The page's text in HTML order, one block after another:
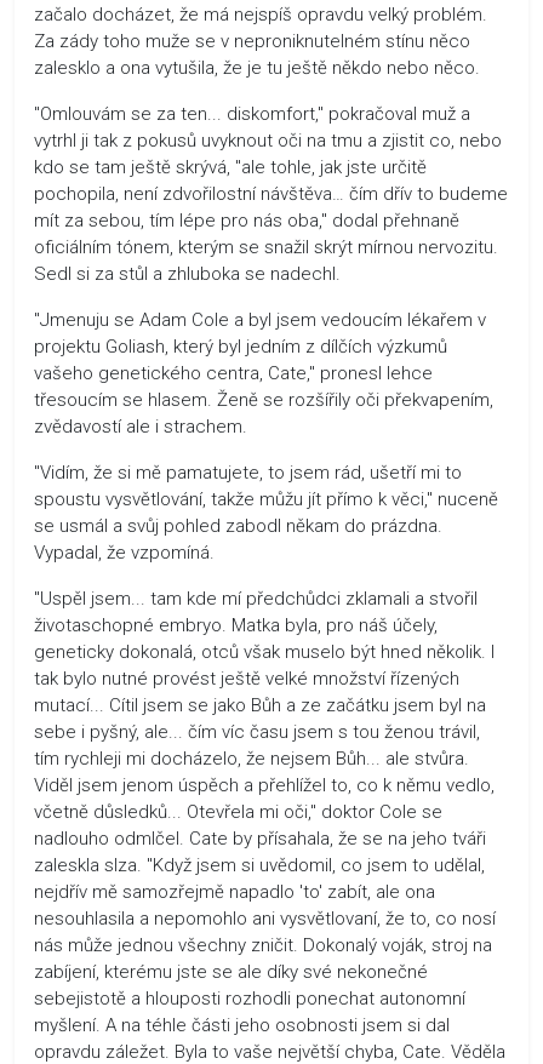
začalo docházet, že má nejspíš opravdu velký problém.
Za zády toho muže se v neproniknutelném stínu něco
zalesklo a ona vytušila, že je tu ještě někdo nebo něco.
"Omlouvám se za ten... diskomfort," pokračoval muž a
vytrhl ji tak z pokusů uvyknout oči na tmu a zjistit co, nebo
kdo se tam ještě skrývá, "ale tohle, jak jste určitě
pochopila, není zdvořilostní návštěva… čím dřív to budeme
mít za sebou, tím lépe pro nás oba," dodal přehnaně
oficiálním tónem, kterým se snažil skrýt mírnou nervozitu.
Sedl si za stůl a zhluboka se nadechl.
"Jmenuju se Adam Cole a byl jsem vedoucím lékařem v
projektu Goliash, který byl jedním z dílčích výzkumů
vašeho genetického centra, Cate," pronesl lehce
třesoucím se hlasem. Ženě se rozšířily oči překvapením,
zvědavostí ale i strachem.
"Vidím, že si mě pamatujete, to jsem rád, ušetří mi to
spoustu vysvětlování, takže můžu jít přímo k věci," nuceně
se usmál a svůj pohled zabodl někam do prázdna.
Vypadal, že vzpomíná.
"Uspěl jsem... tam kde mí předchůdci zklamali a stvořil
životaschopné embryo. Matka byla, pro náš účely,
geneticky dokonalá, otců však muselo být hned několik. I
tak bylo nutné provést ještě velké množství řízených
mutací... Cítil jsem se jako Bůh a ze začátku jsem byl na
sebe i pyšný, ale... čím víc času jsem s tou ženou trávil,
tím rychleji mi docházelo, že nejsem Bůh... ale stvůra.
Viděl jsem jenom úspěch a přehlížel to, co k němu vedlo,
včetně důsledků... Otevřela mi oči," doktor Cole se
nadlouho odmlčel. Cate by přísahala, že se na jeho tváři
zaleskla slza. "Když jsem si uvědomil, co jsem to udělal,
nejdřív mě samozřejmě napadlo 'to' zabít, ale ona
nesouhlasila a nepomohlo ani vysvětlovaní, že to, co nosí
nás může jednou všechny zničit. Dokonalý voják, stroj na
zabíjení, kterému jste se ale díky své nekonečné
sebejistotě a hlouposti rozhodli ponechat autonomní
myšlení. A na téhle části jeho osobnosti jsem si dal
opravdu záležet. Byla to vaše největší chyba, Cate. Věděla